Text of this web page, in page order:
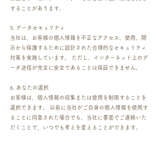
することがあります。
5. データセキュリティ
当社は、お客様の個人情報を不正なアクセス、使用、開
示から保護するために設計された合理的なセキュリティ
対策を実施しています。 ただし、インターネット上のデ
ータ送信が完全に安全であることは保証できません。
6. あなたの選択
お客様は、個人情報の収集または使用を制限することを
選択できます。 以前に当社がご自身の個人情報を使用す
ることに同意された場合でも、当社に書面でご連絡いた
だくことで、いつでも考えを変えることができます。